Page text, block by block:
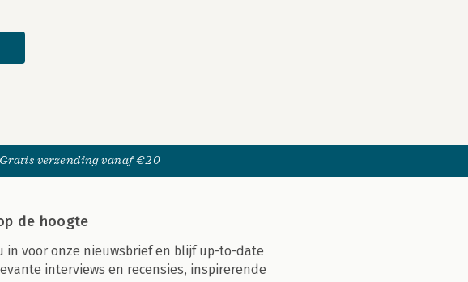
Gratis verzending vanaf €20
de hoogte
in voor onze nieuwsbrief en blijf up-to-date
interviews en recensies, inspirerende